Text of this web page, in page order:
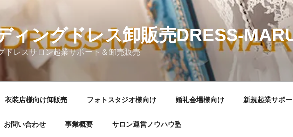
ィングドレス卸販売DRESS-
ドレスサロン起業サポート＆卸売販売
衣装店様向け卸販売 フォトスタジオ様向け 婚礼会場様向け 新規起業サポ
お問い合わせ 事業概要 サロン運営ノウハウ塾